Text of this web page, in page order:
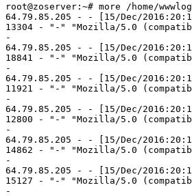
root@zoserver:~# more /home/
64.79.85.205 - - [15/Dec/
13304 - "-" "Mozilla/5.0
-
64.79.85.205 - - [15/Dec/
18841 - "-" "Mozilla/5.0
-
64.79.85.205 - - [15/Dec/
11921 - "-" "Mozilla/5.0
-
64.79.85.205 - - [15/Dec/
12800 - "-" "Mozilla/5.0
-
64.79.85.205 - - [15/Dec/
14862 - "-" "Mozilla/5.0
-
64.79.85.205 - - [15/Dec/
15127 - "-" "Mozilla/5.0
-